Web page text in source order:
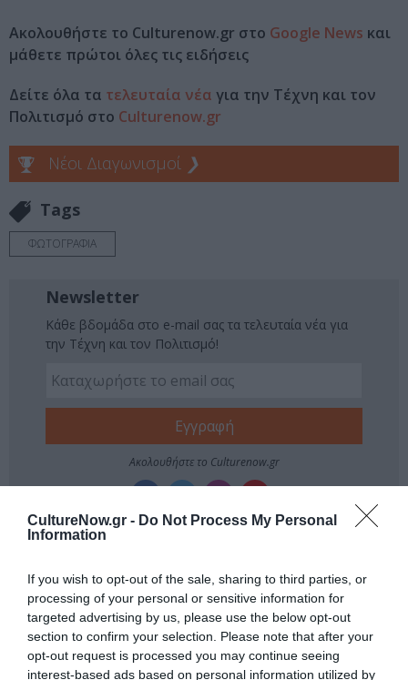
CultureNow.gr - Do Not Process My Personal
Information
If you wish to opt-out of the sale, sharing to third parties, or
processing of your personal or sensitive information for
targeted advertising by us, please use the below opt-out
section to confirm your selection. Please note that after your
opt-out request is processed you may continue seeing
interest-based ads based on personal information utilized by
Ακολουθήστε το Culturenow.gr στο Google News και
μάθετε πρώτοι όλες τις ειδήσεις
Δείτε όλα τα τελευταία νέα για την Τέχνη και τον
Πολιτισμό στο Culturenow.gr
Νέοι Διαγωνισμοί ❯
Tags
ΦΩΤΟΓΡΑΦΙΑ
Newsletter
Κάθε βδομάδα στο e-mail σας τα τελευταία νέα για
την Τέχνη και τον Πολιτισμό!
Ακολουθήστε το Culturenow.gr